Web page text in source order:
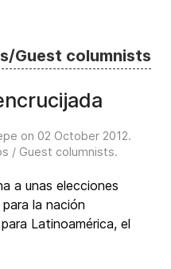
Guest columnists
on 02 October 2012.
/ Guest columnists.
a unas elecciones
la nación
Latinoamérica, el